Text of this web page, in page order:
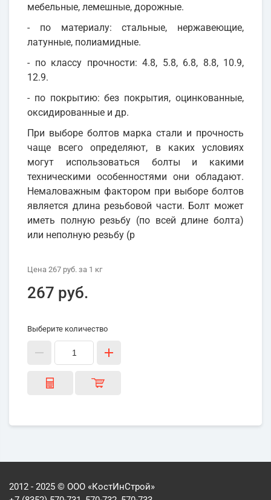
мебельные, лемешные, дорожные.
- по материалу: стальные, нержавеющие,
латунные, полиамидные.
- по классу прочности: 4.8, 5.8, 6.8, 8.8, 10.9,
12.9.
- по покрытию: без покрытия, оцинкованные,
оксидированные и др.
При выборе болтов марка стали и прочность
чаще всего определяют, в каких условиях
могут использоваться болты и какими
техническими особенностями они обладают.
Немаловажным фактором при выборе болтов
является длина резьбовой части. Болт может
иметь полную резьбу (по всей длине болта)
или неполную резьбу (р
Цена 267 руб. за 1 кг
267 руб.
Выберите количество
2012 - 2025 © ООО «КостИнСтрой»